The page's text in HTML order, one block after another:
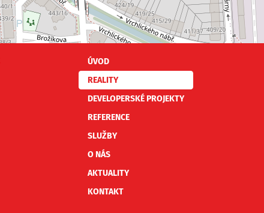
ÚVOD
REALITY
DEVELOPERSKÉ PROJEKTY
REFERENCE
SLUŽBY
O NÁS
AKTUALITY
KONTAKT